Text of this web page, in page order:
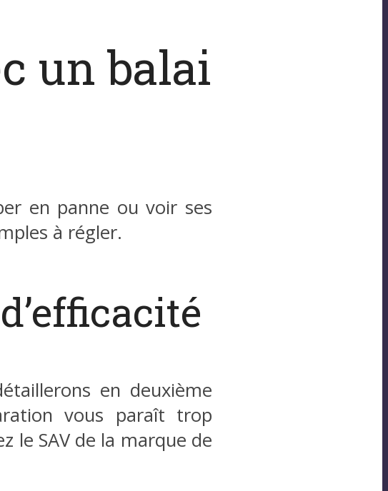
un balai
en panne ou voir ses
à régler.
en deuxième
vous paraît trop
le SAV de la marque de